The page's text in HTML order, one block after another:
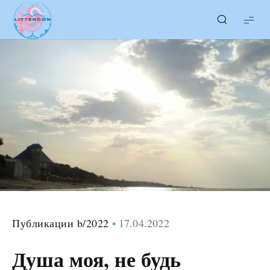
LITTERcon
Публикации b/2022 17.04.2022
Душа моя, не будь